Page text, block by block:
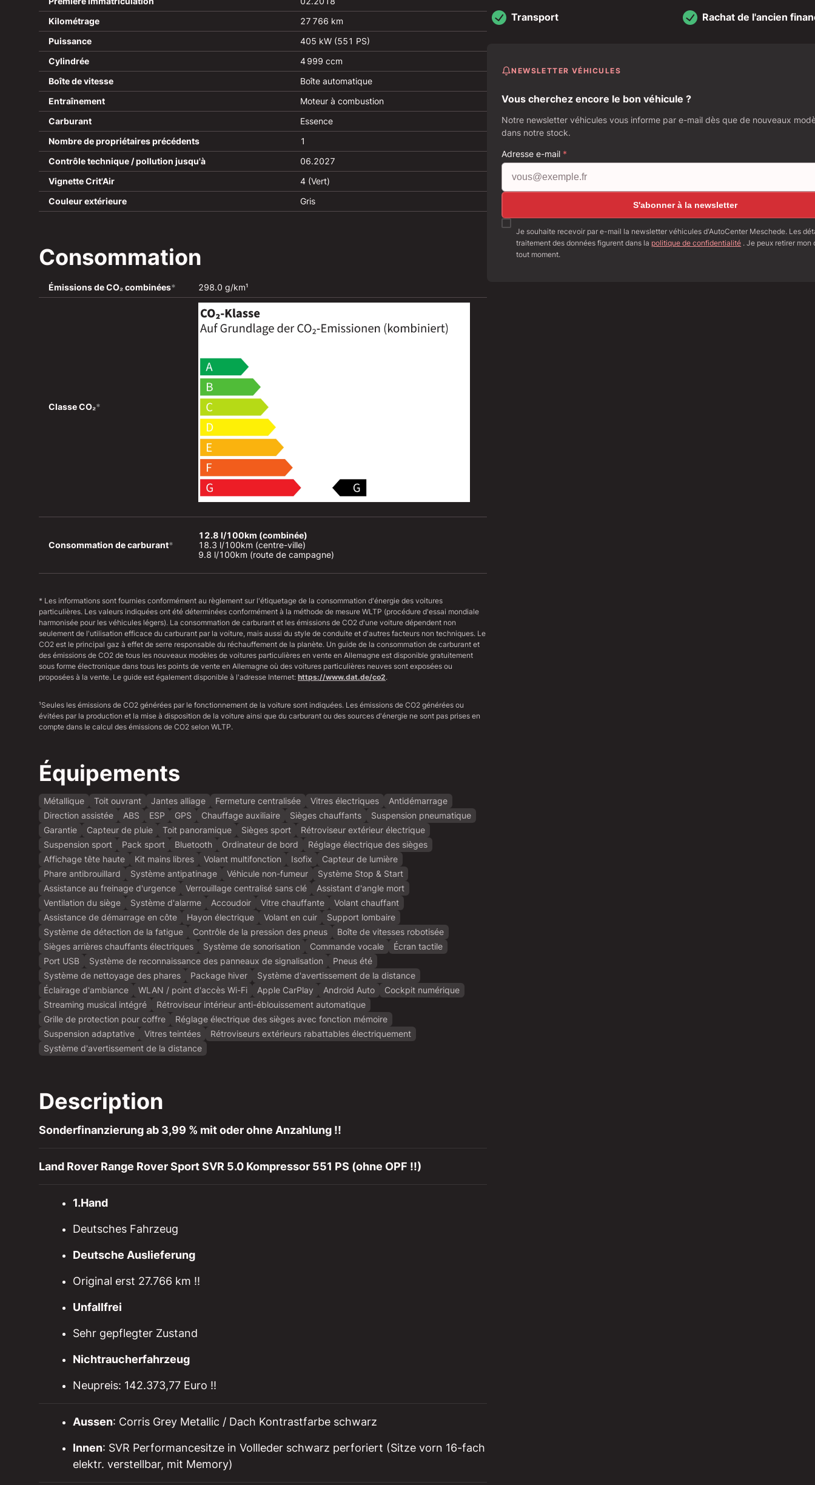
Kilométrage
27 766 km
Puissance
405 kW (551 PS)
Cylindrée
4 999 ccm
Boîte de vitesse
Boîte automatique
Entraînement
Moteur à combustion
Carburant
Essence
Nombre de propriétaires précédents
1
Contrôle technique / pollution jusqu'à
06.2027
Vignette Crit'Air
4 (Vert)
Couleur extérieure
Gris
Consommation
Émissions de CO₂ combinées* 298.0 g/km¹
Classe CO₂*
Consommation de carburant*
12.8 l/100km (combinée)
18.3 l/100km (centre-ville)
9.8 l/100km (route de campagne)
* Les informations sont fournies conformément au règlement sur l'étiquetage de la consommation d'énergie des voitures
particulières. Les valeurs indiquées ont été déterminées conformément à la méthode de mesure WLTP (procédure d'essai mondiale
harmonisée pour les véhicules légers). La consommation de carburant et les émissions de CO2 d'une voiture dépendent non
seulement de l'utilisation efficace du carburant par la voiture, mais aussi du style de conduite et d'autres facteurs non techniques. Le
CO2 est le principal gaz à effet de serre responsable du réchauffement de la planète. Un guide de la consommation de carburant et
des émissions de CO2 de tous les nouveaux modèles de voitures particulières en vente en Allemagne est disponible gratuitement
sous forme électronique dans tous les points de vente en Allemagne où des voitures particulières neuves sont exposées ou
proposées à la vente. Le guide est également disponible à l'adresse Internet: https://www.dat.de/co2.
¹Seules les émissions de CO2 générées par le fonctionnement de la voiture sont indiquées. Les émissions de CO2 générées ou
évitées par la production et la mise à disposition de la voiture ainsi que du carburant ou des sources d'énergie ne sont pas prises en
compte dans le calcul des émissions de CO2 selon WLTP.
Équipements
Métallique Toit ouvrant Jantes alliage Fermeture centralisée Vitres électriques
Antidémarrage
Direction assistée
ABS ESP GPS Chauffage auxiliaire Sièges chauffants
Suspension pneumatique
Garantie
Capteur de pluie Toit panoramique Sièges sport
Rétroviseur extérieur électrique
Suspension sport
Pack sport Bluetooth Ordinateur de bord
Réglage électrique des sièges
Affichage tête haute
Kit mains libres Volant multifonction Isofix
Capteur de lumière
Phare antibrouillard
Système antipatinage Véhicule non-fumeur
Système Stop & Start
Assistance au freinage d'urgence
Verrouillage centralisé sans clé
Assistant d'angle mort
Ventilation du siège
Système d'alarme Accoudoir Vitre chauffante
Volant chauffant
Assistance de démarrage en côte
Hayon électrique Volant en cuir
Support lombaire
Système de détection de la fatigue
Contrôle de la pression des pneus
Boîte de vitesses robotisée
Sièges arrières chauffants électriques
Système de sonorisation Commande vocale
Écran tactile
Port USB
Système de reconnaissance des panneaux de signalisation
Pneus été
Système de nettoyage des phares
Package hiver
Système d'avertissement de la distance
Éclairage d'ambiance
WLAN / point d'accès Wi-Fi Apple CarPlay Android Auto
Cockpit numérique
Streaming musical intégré
Rétroviseur intérieur anti-éblouissement automatique
Grille de protection pour coffre
Réglage électrique des sièges avec fonction mémoire
Suspension adaptative
Vitres teintées
Rétroviseurs extérieurs rabattables électriquement
Système d'avertissement de la distance
Description
Sonderfinanzierung ab 3,99 % mit oder ohne Anzahlung !!
Land Rover Range Rover Sport SVR 5.0 Kompressor 551 PS (ohne OPF !!)
1.Hand
Deutsches Fahrzeug
Deutsche Auslieferung
Original erst 27.766 km !!
Unfallfrei
Sehr gepflegter Zustand
Nichtraucherfahrzeug
Neupreis: 142.373,77 Euro !!
Aussen: Corris Grey Metallic / Dach Kontrastfarbe schwarz
Innen: SVR Performancesitze in Vollleder schwarz perforiert (Sitze vorn 16-fach
elektr. verstellbar, mit Memory)
Transport Rachat de l'ancien
NEWSLETTER VÉHICULES
Vous cherchez encore le bon véhicule ?
Notre newsletter véhicules vous informe par e-mail dès que de nouveaux
dans notre stock.
Adresse e-mail *
S'abonner à la newsletter
Je souhaite recevoir par e-mail la newsletter véhicules d'AutoCenter Meschede. Les
traitement des données figurent dans la politique de confidentialité . Je peux retirer mon
tout moment.